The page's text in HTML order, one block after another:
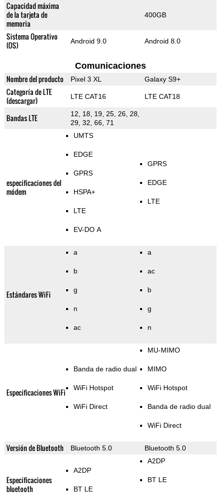
Capacidad máxima
de la tarjeta de
memoria
400GB
Sistema Operativo
(OS)
Android 9.0 Android 8.0
Comunicaciones
Nombre del producto Pixel 3 XL Galaxy S9+
Categoría de LTE
(descargar)
LTE CAT16 LTE CAT18
Bandas LTE
12, 18, 19, 25, 26, 28,
29, 32, 66, 71
especificaciones del
módem
UMTS
EDGE
GPRS
HSPA+
LTE
EV-DO A
GPRS
EDGE
LTE
Estándares WiFi
a
b
g
n
ac
a
ac
b
g
n
Especificaciones WiFi
Banda de radio dual
WiFi Hotspot
WiFi Direct
MU-MIMO
MIMO
WiFi Hotspot
Banda de radio dual
WiFi Direct
Versión de Bluetooth Bluetooth 5.0 Bluetooth 5.0
Especificaciones
bluetooth
A2DP
BT LE
A2DP
BT LE